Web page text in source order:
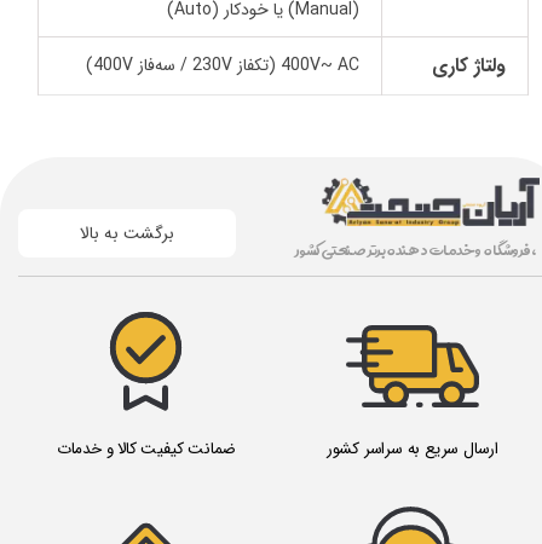
(Manual) یا خودکار (Auto)
ولتاژ کاری 400V~ AC (تکفاز 230V / سه‌فاز 400V)
ضمانت کیفیت کالا و خدمات
برگشت به بالا ، فروشگاه و خدمات دهنده برتر صنعتی کشور
ارسال سریع به سراسر کشور